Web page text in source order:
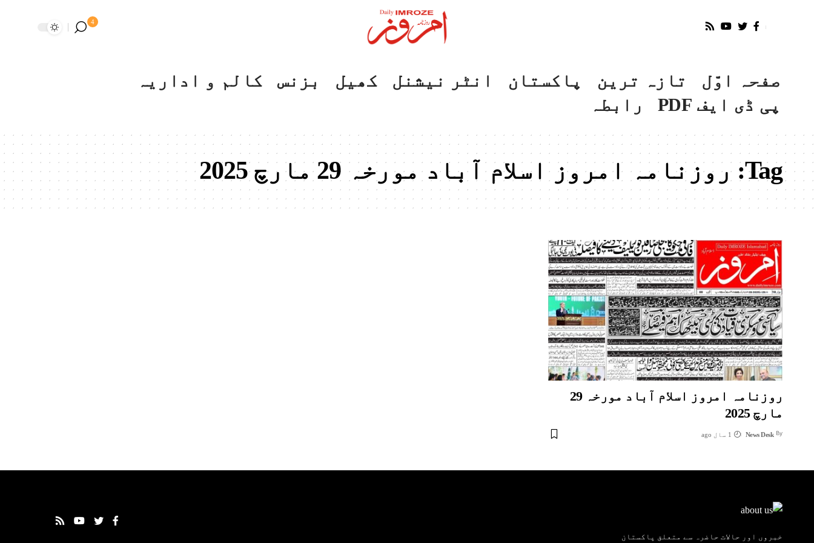
4
صفحہ اوّل تازہ ترین پاکستان انٹر نیشنل کھیل بزنس
کالم و اداریہ
پی ڈی ایف PDF
رابطہ
Tag: روزنامہ امروز اسلام آباد مورخہ 29 مارچ 2025
روزنامہ امروز اسلام آباد مورخہ 29
مارچ 2025
By
News Desk 1 سال ago
خبروں اور حالات حاضرہ سے متعلق پاکستان